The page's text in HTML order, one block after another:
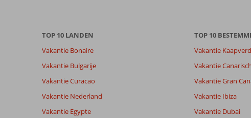
TOP 10 LANDEN
Vakantie Bonaire
Vakantie Bulgarije
Vakantie Curacao
Vakantie Nederland
Vakantie Egypte
TOP 10
Vakantie
Vakantie
Vakantie Gran
Vakantie Ibiza
Vakantie Dubai